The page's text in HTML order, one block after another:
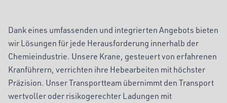
Dank eines umfassenden und integrierten Angebots bieten
wir Lösungen für jede Herausforderung innerhalb der
Chemieindustrie. Unsere Krane, gesteuert von erfahrenen
Kranführern, verrichten ihre Hebearbeiten mit höchster
Präzision. Unser Transportteam übernimmt den Transport
wertvoller oder risikogerechter Ladungen mit